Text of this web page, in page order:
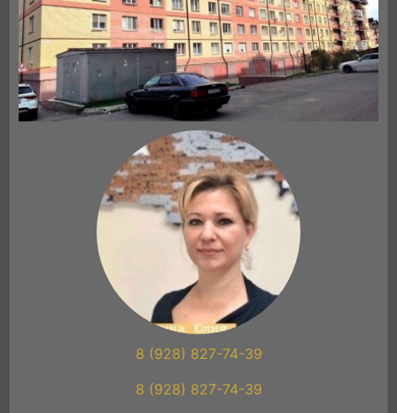
8 (928) 827-74-39
8 (928) 827-74-39